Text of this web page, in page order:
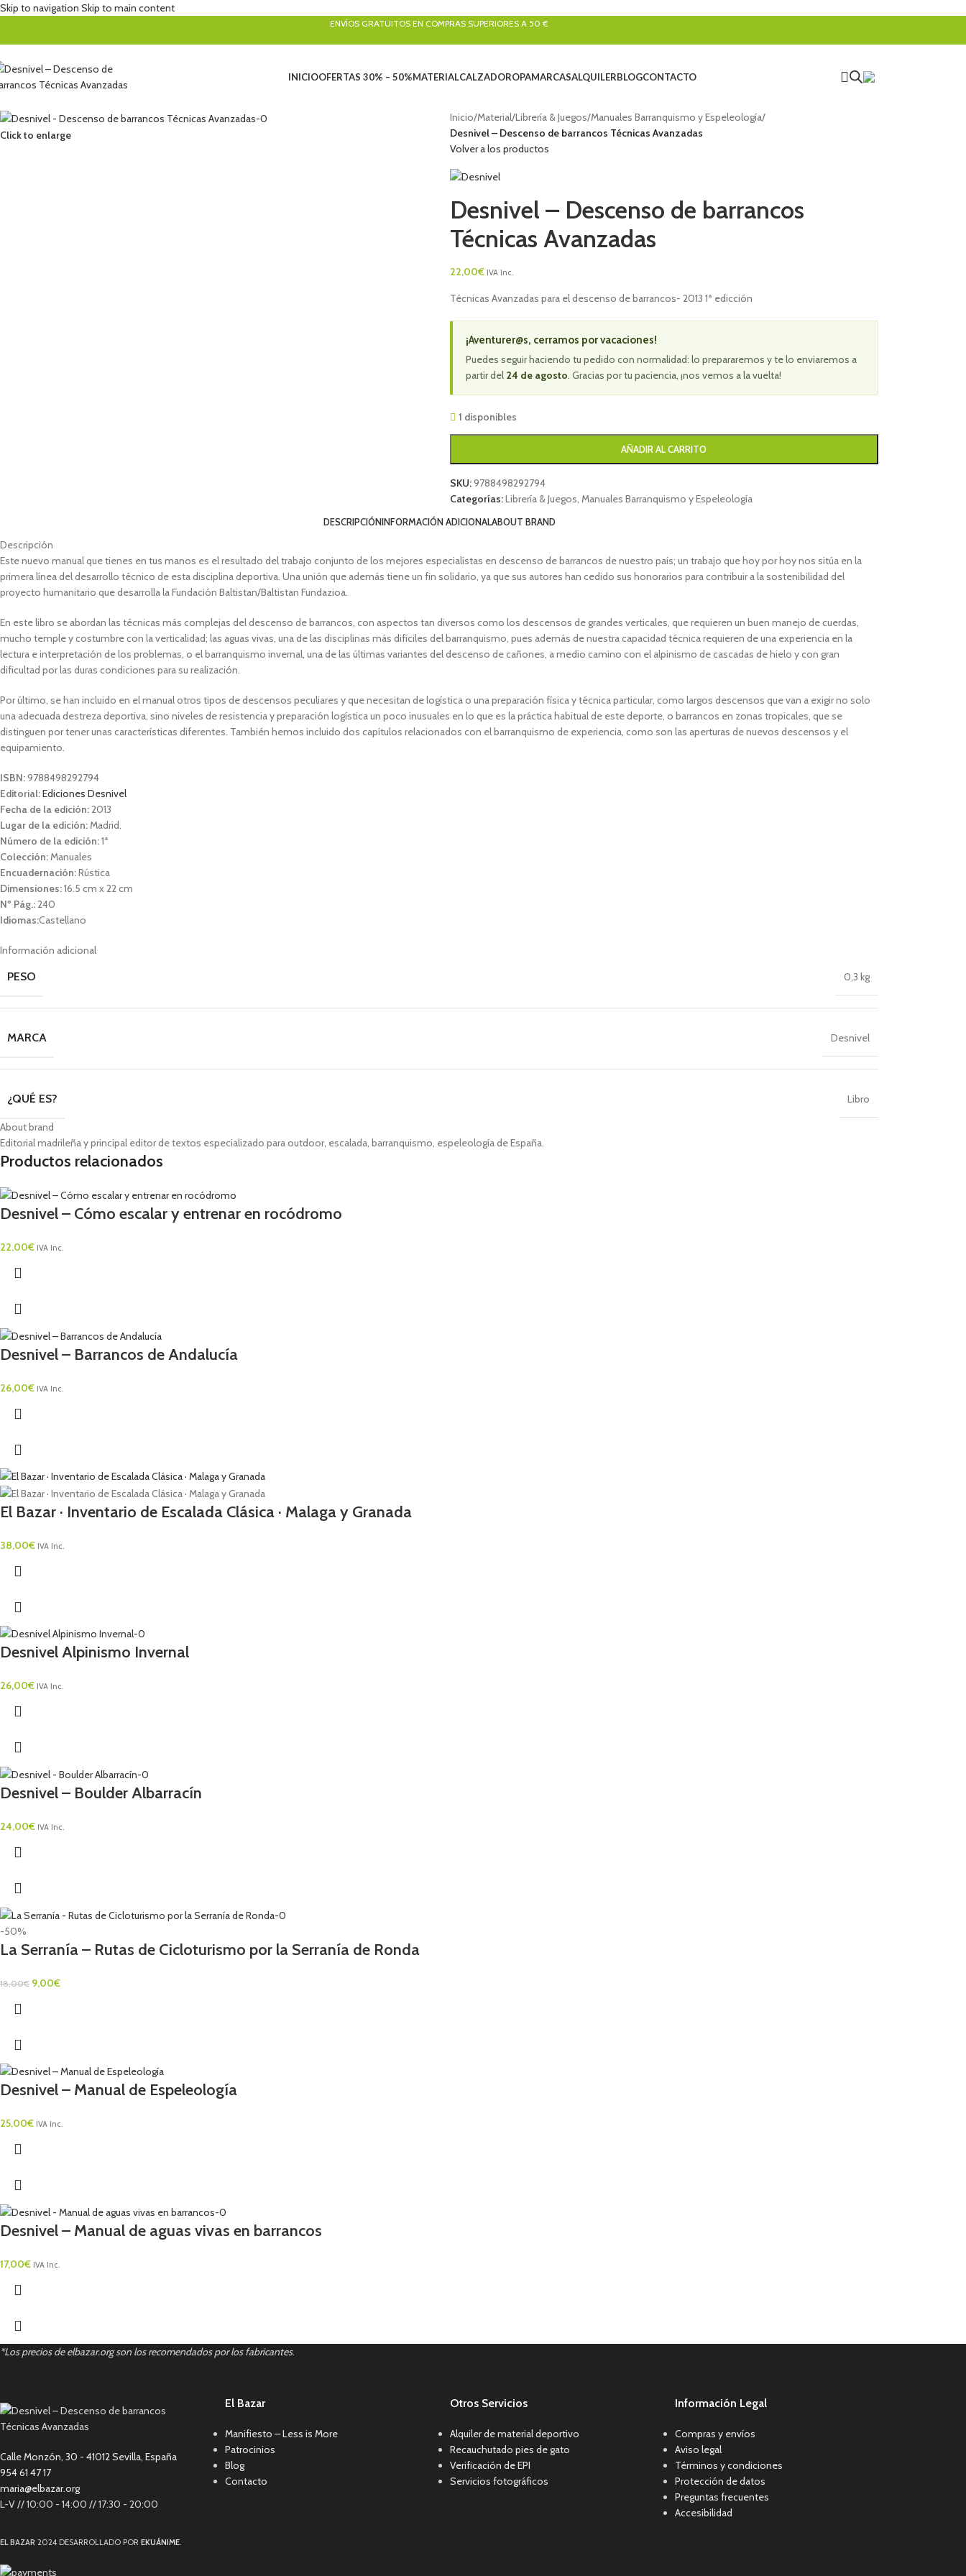
Skip to navigation Skip to main content
ENVÍOS GRATUITOS EN COMPRAS SUPERIORES A 50 €
INICIOOFERTAS 30% – 50%MATERIALCALZADOROPAMARCASALQUILERBLOGCONTACTO
Click to enlarge
Inicio/Material/Librería & Juegos/Manuales Barranquismo y Espeleología/
Desnivel – Descenso de barrancos Técnicas Avanzadas
Volver a los productos
Desnivel – Descenso de barrancos
Técnicas Avanzadas
22,00€ IVA Inc.
Técnicas Avanzadas para el descenso de barrancos- 2013 1ª edicción
¡Aventurer@s, cerramos por vacaciones!
Puedes seguir haciendo tu pedido con normalidad: lo prepararemos y te lo enviaremos a
partir del 24 de agosto . Gracias por tu paciencia, ¡nos vemos a la vuelta!
1 disponibles
AÑADIR AL CARRITO
SKU:9788498292794
Categorías:Librería & Juegos Manuales Barranquismo y Espeleología
DESCRIPCIÓNINFORMACIÓN ADICIONALABOUT BRAND
Descripción
Este nuevo manual que tienes en tus manos es el resultado del trabajo conjunto de los mejores especialistas en descenso de barrancos de nuestro país; un trabajo que hoy por hoy nos sitúa en la
primera línea del desarrollo técnico de esta disciplina deportiva. Una unión que además tiene un fin solidario, ya que sus autores han cedido sus honorarios para contribuir a la sostenibilidad del
proyecto humanitario que desarrolla la Fundación Baltistan/Baltistan Fundazioa.
En este libro se abordan las técnicas más complejas del descenso de barrancos, con aspectos tan diversos como los descensos de grandes verticales, que requieren un buen manejo de cuerdas,
mucho temple y costumbre con la verticalidad; las aguas vivas, una de las disciplinas más difíciles del barranquismo, pues además de nuestra capacidad técnica requieren de una experiencia en la
lectura e interpretación de los problemas, o el barranquismo invernal, una de las últimas variantes del descenso de cañones, a medio camino con el alpinismo de cascadas de hielo y con gran
dificultad por las duras condiciones para su realización.
Por último, se han incluido en el manual otros tipos de descensos peculiares y que necesitan de logística o una preparación física y técnica particular, como largos descensos que van a exigir no solo
una adecuada destreza deportiva, sino niveles de resistencia y preparación logística un poco inusuales en lo que es la práctica habitual de este deporte, o barrancos en zonas tropicales, que se
distinguen por tener unas características diferentes. También hemos incluido dos capítulos relacionados con el barranquismo de experiencia, como son las aperturas de nuevos descensos y el
equipamiento.
ISBN:9788498292794
Editorial:Ediciones Desnivel
Fecha de la edición:2013
Lugar de la edición: Madrid.
Número de la edición:1ª
Colección: Manuales
Encuadernación:Rústica
Dimensiones:16.5 cm x 22 cm
Nº Pág.:240
Idiomas:Castellano
Información adicional
PESO 0,3 kg
MARCA Desnivel
¿QUÉ ES? Libro
About brand
Editorial madrileña y principal editor de textos especializado para outdoor, escalada, barranquismo, espeleología de España.
Productos relacionados
Desnivel – Cómo escalar y entrenar en rocódromo
22,00€ IVA Inc.
Desnivel – Barrancos de Andalucía
26,00€ IVA Inc.
El Bazar · Inventario de Escalada Clásica · Malaga y Granada
38,00€ IVA Inc.
Desnivel Alpinismo Invernal
26,00€ IVA Inc.
Desnivel – Boulder Albarracín
24,00€ IVA Inc.
-50%
La Serranía – Rutas de Cicloturismo por la Serranía de Ronda
18,00€ 9,00€
Desnivel – Manual de Espeleología
25,00€ IVA Inc.
Desnivel – Manual de aguas vivas en barrancos
17,00€ IVA Inc.
*Los precios de elbazar.org son los recomendados por los fabricantes.
Calle Monzón, 30 - 41012 Sevilla, España
954 61 47 17
maria@elbazar.org
L-V // 10:00 - 14:00 // 17:30 - 20:00
El Bazar
Manifiesto – Less is More
Patrocinios
Blog
Contacto
Otros Servicios
Alquiler de material deportivo
Recauchutado pies de gato
Verificación de EPI
Servicios fotográficos
Información Legal
Compras y envíos
Aviso legal
Términos y condiciones
Protección de datos
Preguntas frecuentes
Accesibilidad
EL BAZAR 2024 DESARROLLADO POR EKUÁNIME